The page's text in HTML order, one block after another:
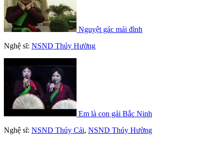
Nguyệt gác mái đình
Nghệ sĩ: NSND Thúy Hường
Em là con gái Bắc Ninh
Nghệ sĩ: NSND Thúy Cải, NSND Thúy Hường